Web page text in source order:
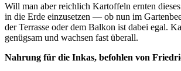
Will man aber reichlich Kartoffeln ernten
in die Erde einzusetzen — ob nun im
der Terrasse oder dem Balkon ist dabei egal.
genügsam und wachsen fast überall.
Nahrung für die Inkas, befohlen von